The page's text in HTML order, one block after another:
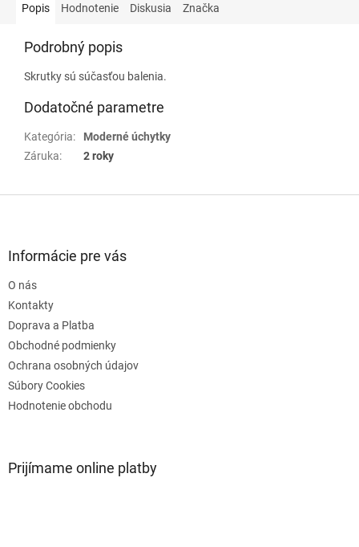
Popis Hodnotenie Diskusia Značka
Podrobný popis
Skrutky sú súčasťou balenia.
Dodatočné parametre
Kategória:
Moderné úchytky
Záruka: 2 roky
Informácie pre vás
O nás
Kontakty
Doprava a Platba
Obchodné podmienky
Ochrana osobných údajov
Súbory Cookies
Hodnotenie obchodu
Prijímame online platby